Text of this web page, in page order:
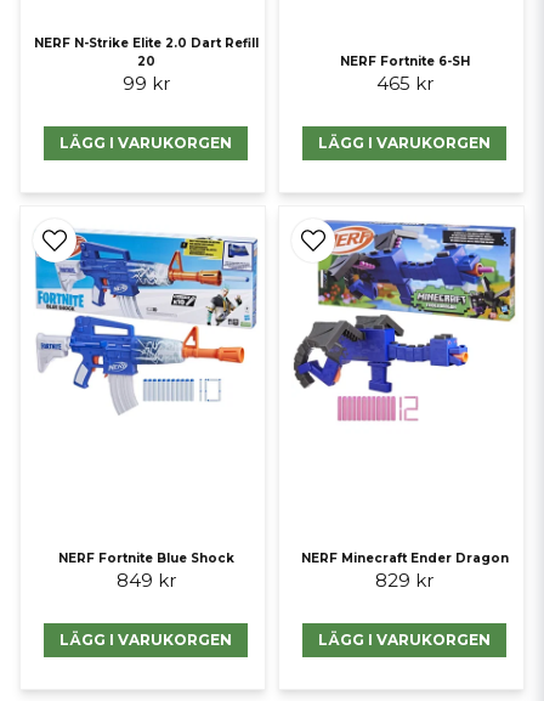
NERF N-Strike Elite 2.0 Dart Refill
20
99 kr
LÄGG I VARUKORGEN
NERF Fortnite 6-SH
465 kr
LÄGG I VARUKORGEN
NERF Fortnite Blue Shock
849 kr
LÄGG I VARUKORGEN
NERF Minecraft Ender Dragon
829 kr
LÄGG I VARUKORGEN